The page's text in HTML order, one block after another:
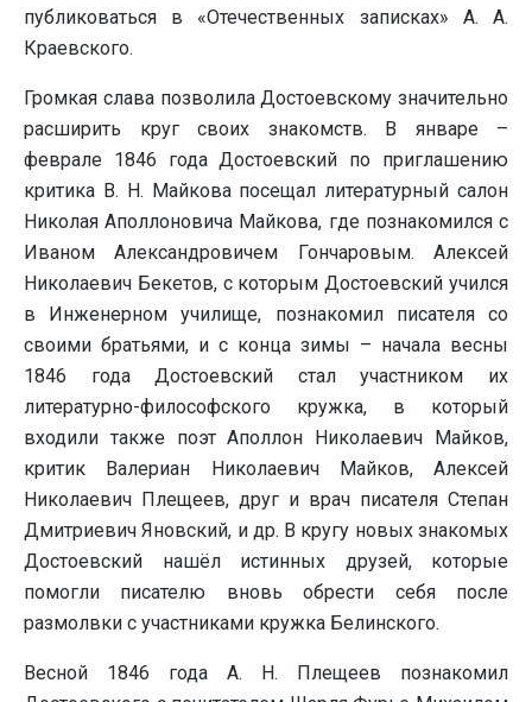
публиковаться в «Отечественных записках» А. А.
Краевского.
Громкая слава позволила Достоевскому значительно
расширить круг своих знакомств. В январе –
феврале 1846 года Достоевский по приглашению
критика В. Н. Майкова посещал литературный салон
Николая Аполлоновича Майкова, где познакомился с
Иваном Александровичем Гончаровым. Алексей
Николаевич Бекетов, с которым Достоевский учился
в Инженерном училище, познакомил писателя со
своими братьями, и с конца зимы – начала весны
1846 года Достоевский стал участником их
литературно-философского кружка, в который
входили также поэт Аполлон Николаевич Майков,
критик Валериан Николаевич Майков, Алексей
Николаевич Плещеев, друг и врач писателя Степан
Дмитриевич Яновский, и др. В кругу новых знакомых
Достоевский нашёл истинных друзей, которые
помогли писателю вновь обрести себя после
размолвки с участниками кружка Белинского.
Весной 1846 года А. Н. Плещеев познакомил